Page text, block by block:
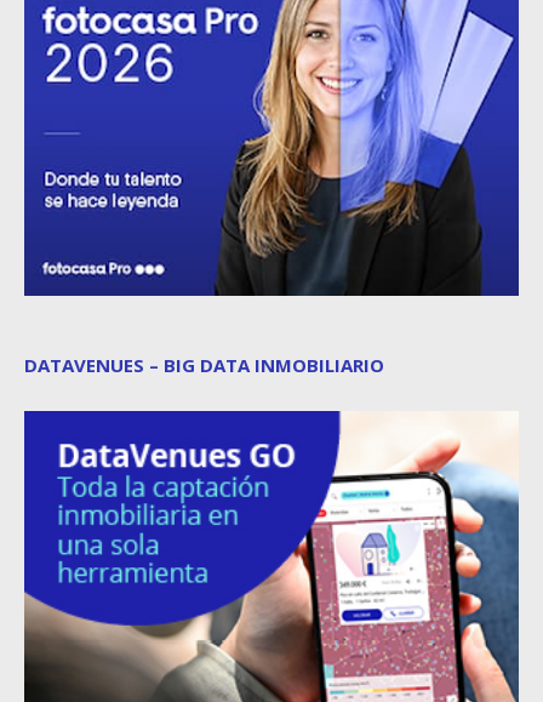
DATAVENUES – BIG DATA INMOBILIARIO